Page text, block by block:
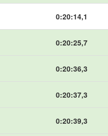
0:20:14,1
0:20:25,7
0:20:36,3
0:20:37,3
0:20:39,3